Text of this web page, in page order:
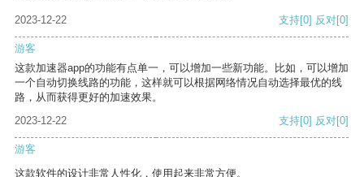
2023-12-22 支持[0] 反对[0]
游客
这款加速器app的功能有点单一，可以增加一些新功能。比如，可以增加
一个自动切换线路的功能，这样就可以根据网络情况自动选择最优的线
路，从而获得更好的加速效果。
2023-12-22
支持[0] 反对[0]
游客
这款软件的设计非常人性化，使用起来非常方便。